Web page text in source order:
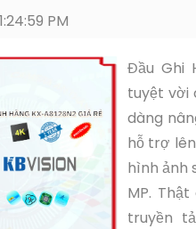
PM
Đầu Ghi
tuyệt vời
dàng
hỗ trợ
hình ảnh
MP.
truyền